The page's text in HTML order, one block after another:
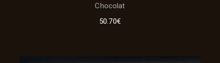
Chocolat
50.70€